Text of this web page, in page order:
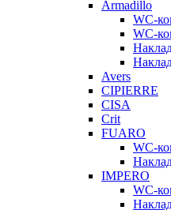
Armadillo
WC-
WC-
Avers
CIPIERRE
CISA
Crit
FUARO
WC-
IMPERO
WC-